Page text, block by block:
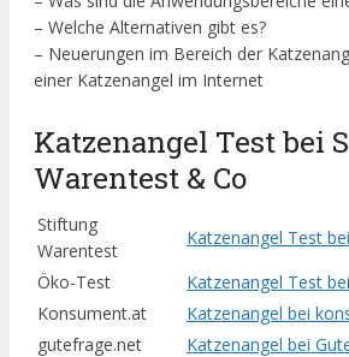
– Welche Alternativen gibt es?
– Neuerungen im Bereich der
einer Katzenangel im Internet
Katzenangel Test bei
Warentest & Co
Stiftung
Warentest
Katzenangel Test
Öko-Test
Katzenangel Test
Konsument.at
Katzenangel bei
gutefrage.net
Katzenangel bei